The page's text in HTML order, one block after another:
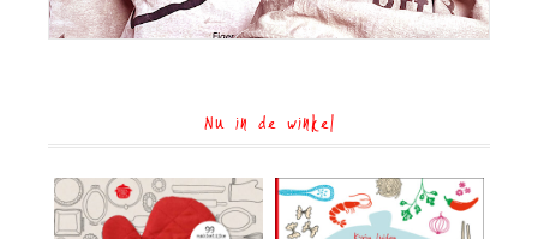
Nu in de winkel